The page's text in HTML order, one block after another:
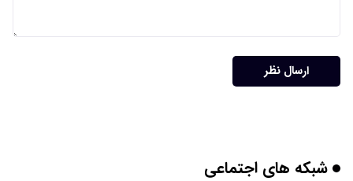
ارسال نظر
شبکه های اجتماعی